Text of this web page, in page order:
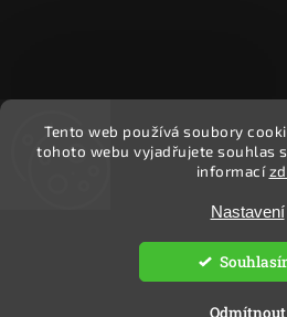
Tento web používá soubory
tohoto webu vyjadřujete souhlas
informací
Nastavení
Odmítnout
Sledovat na Instagramu
Ekočlověk.
Upravit nastavení
Shoptet| Design